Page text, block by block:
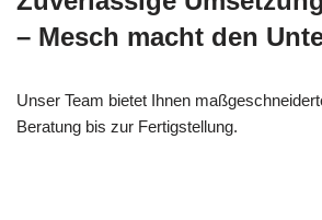
– Mesch macht den
Unser Team bietet Ihnen
Beratung bis zur Fertigstellung.